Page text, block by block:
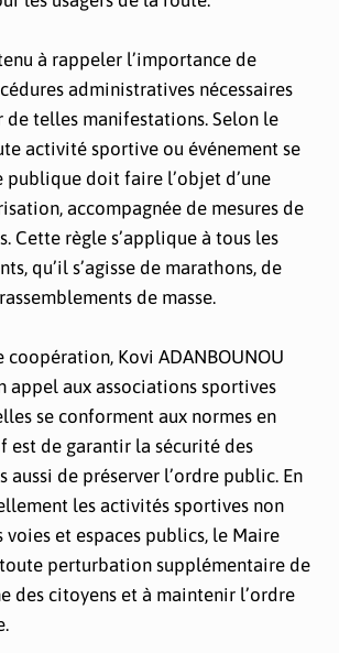
à rappeler l’importance de
administratives nécessaires
de telles manifestations. Selon le
activité sportive ou événement se
publique doit faire l’objet d’une
accompagnée de mesures de
Cette règle s’applique à tous les
qu’il s’agisse de marathons, de
de masse.
coopération, Kovi ADANBOUNOU
appel aux associations sportives
se conforment aux normes en
est de garantir la sécurité des
aussi de préserver l’ordre public. En
les activités sportives non
voies et espaces publics, le Maire
perturbation supplémentaire de
des citoyens et à maintenir l’ordre